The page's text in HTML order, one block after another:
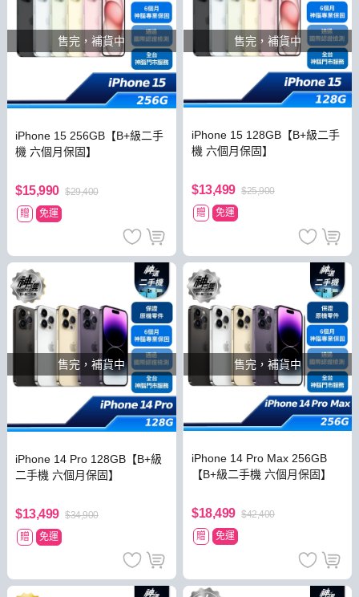
售完，補貨中
iPhone 15 256GB【B+級二手
機 六個月保固】
$15,990 $29,400
贈
免運
售完，補貨中
iPhone 15 128GB【B+級二手
機 六個月保固】
$13,499 $25,900
贈
免運
售完，補貨中
iPhone 14 Pro 128GB【B+級
二手機 六個月保固】
$13,499 $34,900
贈
免運
售完，補貨中
iPhone 14 Pro Max 256GB
【B+級二手機 六個月保固】
$18,499 $42,400
贈
免運